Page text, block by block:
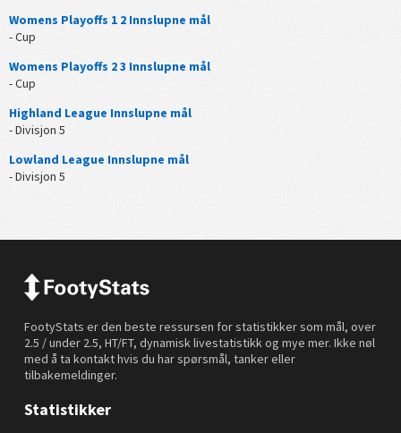
Womens Playoffs 1 2 Innslupne mål
- Cup
Womens Playoffs 2 3 Innslupne mål
- Cup
Highland League Innslupne mål
- Divisjon 5
Lowland League Innslupne mål
- Divisjon 5
FootyStats er den beste ressursen for statistikker som mål, over
2.5 / under 2.5, HT/FT, dynamisk livestatistikk og mye mer. Ikke nøl
med å ta kontakt hvis du har spørsmål, tanker eller
tilbakemeldinger.
Statistikker